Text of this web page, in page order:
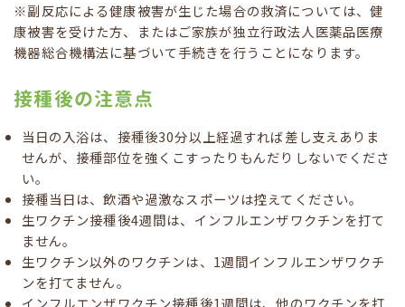
※副反応による健康被害が生じた場合の救済については、健
康被害を受けた方、またはご家族が独立行政法人医薬品医療
機器総合機構法に基づいて手続きを行うことになります。
接種後の注意点
当日の入浴は、接種後30分以上経過すれば差し支えありま
せんが、接種部位を強くこすったりもんだりしないでくださ
い。
接種当日は、飲酒や過激なスポーツは控えてください。
生ワクチン接種後4週間は、インフルエンザワクチンを打て
ません。
生ワクチン以外のワクチンは、1週間インフルエンザワクチ
ンを打てません。
インフルエンザワクチン接種後1週間は、他のワクチンを打